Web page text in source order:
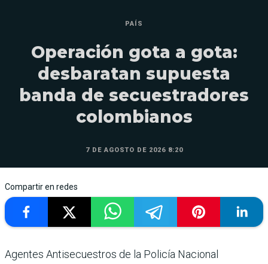
PAÍS
Operación gota a gota:
desbaratan supuesta
banda de secuestradores
colombianos
7 DE AGOSTO DE 2026 8:20
Compartir en redes
Agentes Antisecuestros de la Policía Nacional